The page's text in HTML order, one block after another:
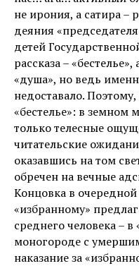
не ирония, а сатира –
деяния
детей
рассказа –
«душа», но ведь
недоставало.
«бестелье»: в
только телесные
читательские
оказавшись на том
обречен на вечные
Концовка в
«избранному»
среднего человека –
моногороде с
наказание за